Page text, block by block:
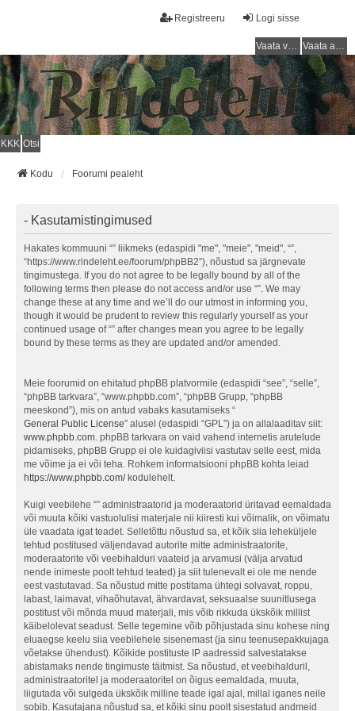
Logi sisse
Registreeru
Vaata vastamata teemasi Vaata aktiivseid teemasid
KKK Otsi
Kodu Foorumi pealeht
- Kasutamistingimused
Hakates kommuuni “” liikmeks (edaspidi "me", "meie", "meid", “”,
“https://www.rindeleht.ee/foorum/phpBB2”), nõustud sa järgnevate
tingimustega. If you do not agree to be legally bound by all of the
following terms then please do not access and/or use “”. We may
change these at any time and we’ll do our utmost in informing you,
though it would be prudent to review this regularly yourself as your
continued usage of “” after changes mean you agree to be legally
bound by these terms as they are updated and/or amended.
Meie foorumid on ehitatud phpBB platvormile (edaspidi “see”, “selle”,
“phpBB tarkvara”, “www.phpbb.com”, “phpBB Grupp, “phpBB
meeskond”), mis on antud vabaks kasutamiseks “
General Public License” alusel (edaspidi “GPL”) ja on allalaaditav siit:
www.phpbb.com. phpBB tarkvara on vaid vahend internetis arutelude
pidamiseks, phpBB Grupp ei ole kuidagiviisi vastutav selle eest, mida
me võime ja ei või teha. Rohkem informatsiooni phpBB kohta leiad
https://www.phpbb.com/kodulehelt.
Kuigi veebilehe “” administraatorid ja moderaatorid üritavad eemaldada
või muuta kõiki vastuolulisi materjale nii kiiresti kui võimalik, on võimatu
üle vaadata igat teadet. Selletõttu nõustud sa, et kõik siia leheküljele
tehtud postitused väljendavad autorite mitte administraatorite,
moderaatorite või veebihalduri vaateid ja arvamusi (välja arvatud
nende inimeste poolt tehtud teated) ja siit tulenevalt ei ole me nende
eest vastutavad. Sa nõustud mitte postitama ühtegi solvavat, roppu,
labast, laimavat, vihaõhutavat, ähvardavat, seksuaalse suunitlusega
postitust või mõnda muud materjali, mis võib rikkuda ükskõik millist
käibelolevat seadust. Selle tegemine võib põhjustada sinu kohese ning
eluaegse keelu siia veebilehele sisenemast (ja sinu teenusepakkujaga
võetakse ühendust). Kõikide postituste IP aadressid salvestatakse
abistamaks nende tingimuste täitmist. Sa nõustud, et veebihalduril,
administraatoritel ja moderaatoritel on õigus eemaldada, muuta,
liigutada või sulgeda ükskõik milline teade igal ajal, millal iganes neile
sobib. Kasutajana nõustud sa, et kõiki sinu poolt sisestatud andmeid